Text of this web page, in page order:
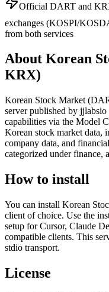
Official DART and
exchanges (KOSPI/
from both services
About Korean
KRX)
Korean Stock Market
server published by jjlabsio
capabilities via the Model
Korean stock market data,
company data, and
categorized underfinance,
How to install
You can install Korean
client of choice. Use the
setup for Cursor, Claude
compatible clients. This
stdio transport.
License